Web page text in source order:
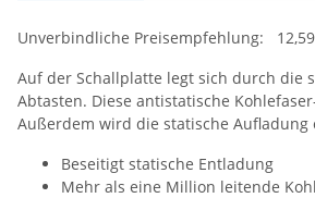
Unverbindliche Preisempfehlung:
Auf der Schallplatte legt sich durch die
Abtasten. Diese antistatische
Außerdem wird die statische
Beseitigt statische Entladung
Mehr als eine Million leitende